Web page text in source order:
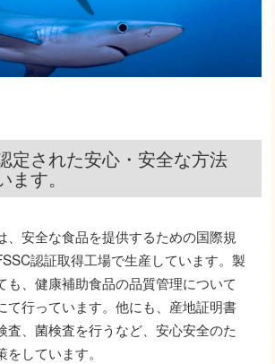
定された安心・安全な方法
す。
、安全な食品を提供するための国際規
認証取得工場で生産しています。製
も、健康補助食品の品質管理について
て行っています。他にも、産地証明書
査、菌検査を行うなど、安心安全のた
しています。